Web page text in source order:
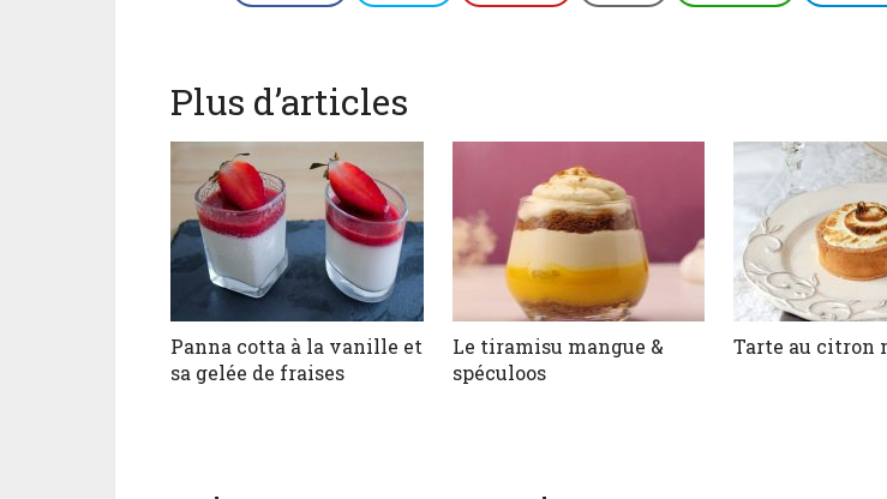
Plus d’articles
Panna cotta à la vanille et
sa gelée de fraises
Le tiramisu mangue &
spéculoos
Tarte au citron